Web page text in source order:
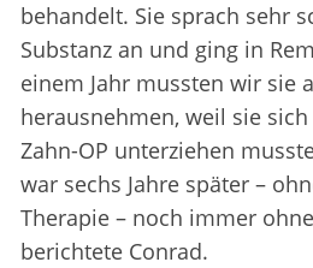
behandelt. Sie sprach sehr
Substanz an und ging in
einem Jahr mussten wir sie
herausnehmen, weil sie
Zahn-OP unterziehen
war sechs Jahre später –
Therapie – noch immer ohne
berichtete Conrad.